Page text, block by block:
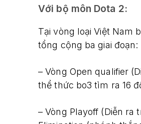
Với bộ môn Dota 2:
Tại vòng loại Việt Nam
tổng cộng ba giai đoạn:
– Vòng Open qualifier
thể thức bo3 tìm ra 16
– Vòng Playoff (Diễn ra